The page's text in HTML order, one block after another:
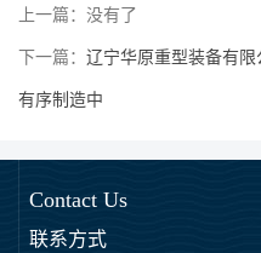
上一篇：没有了
下一篇： 辽宁华原重型装备有
有序制造中
Contact Us
联系方式